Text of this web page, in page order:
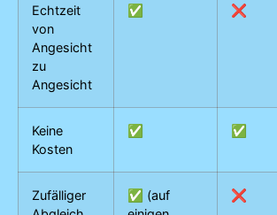
Echtzeit
von
Angesicht
zu
Angesicht
✅ ❌
Keine
Kosten
✅ ✅
Zufälliger
✅ (auf
❌